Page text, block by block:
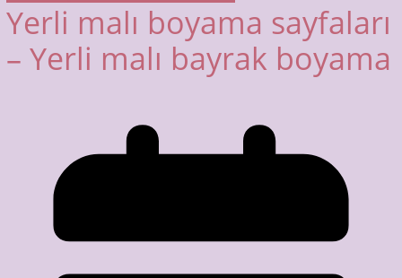
Yerli malı boyama sayfaları
– Yerli malı bayrak boyama